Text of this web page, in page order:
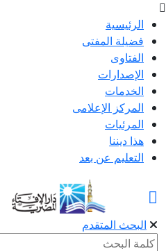
الرئيسية
فضيلة المفتى
الفتاوى
الإصدارات
الخدمات
المركز الإعلامى
المرئيات
هذا ديننا
التعليم عن بعد
البحث المتقدم